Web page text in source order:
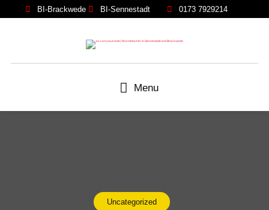
BI-Brackwede BI-Sennestadt 0173 7929214
Menu
Uncategorized